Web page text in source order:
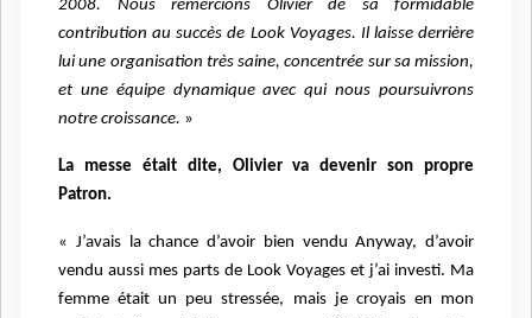
2008. Nous remercions Olivier de sa formidable
contribution au succès de Look Voyages. Il laisse derrière
lui une organisation très saine, concentrée sur sa mission,
et une équipe dynamique avec qui nous poursuivrons
notre croissance. »
La messe était dite, Olivier va devenir son propre
Patron.
« J’avais la chance d’avoir bien vendu Anyway, d’avoir
vendu aussi mes parts de Look Voyages et j’ai investi. Ma
femme était un peu stressée, mais je croyais en mon